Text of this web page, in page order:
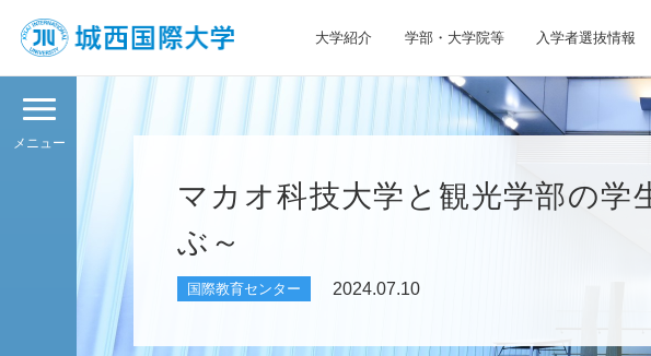
大学紹介 学部・大学院等 入学者選抜情報
メニュー
マカオ科技大学と観光学部の
ぶ～
国際教育センター 2024.07.10